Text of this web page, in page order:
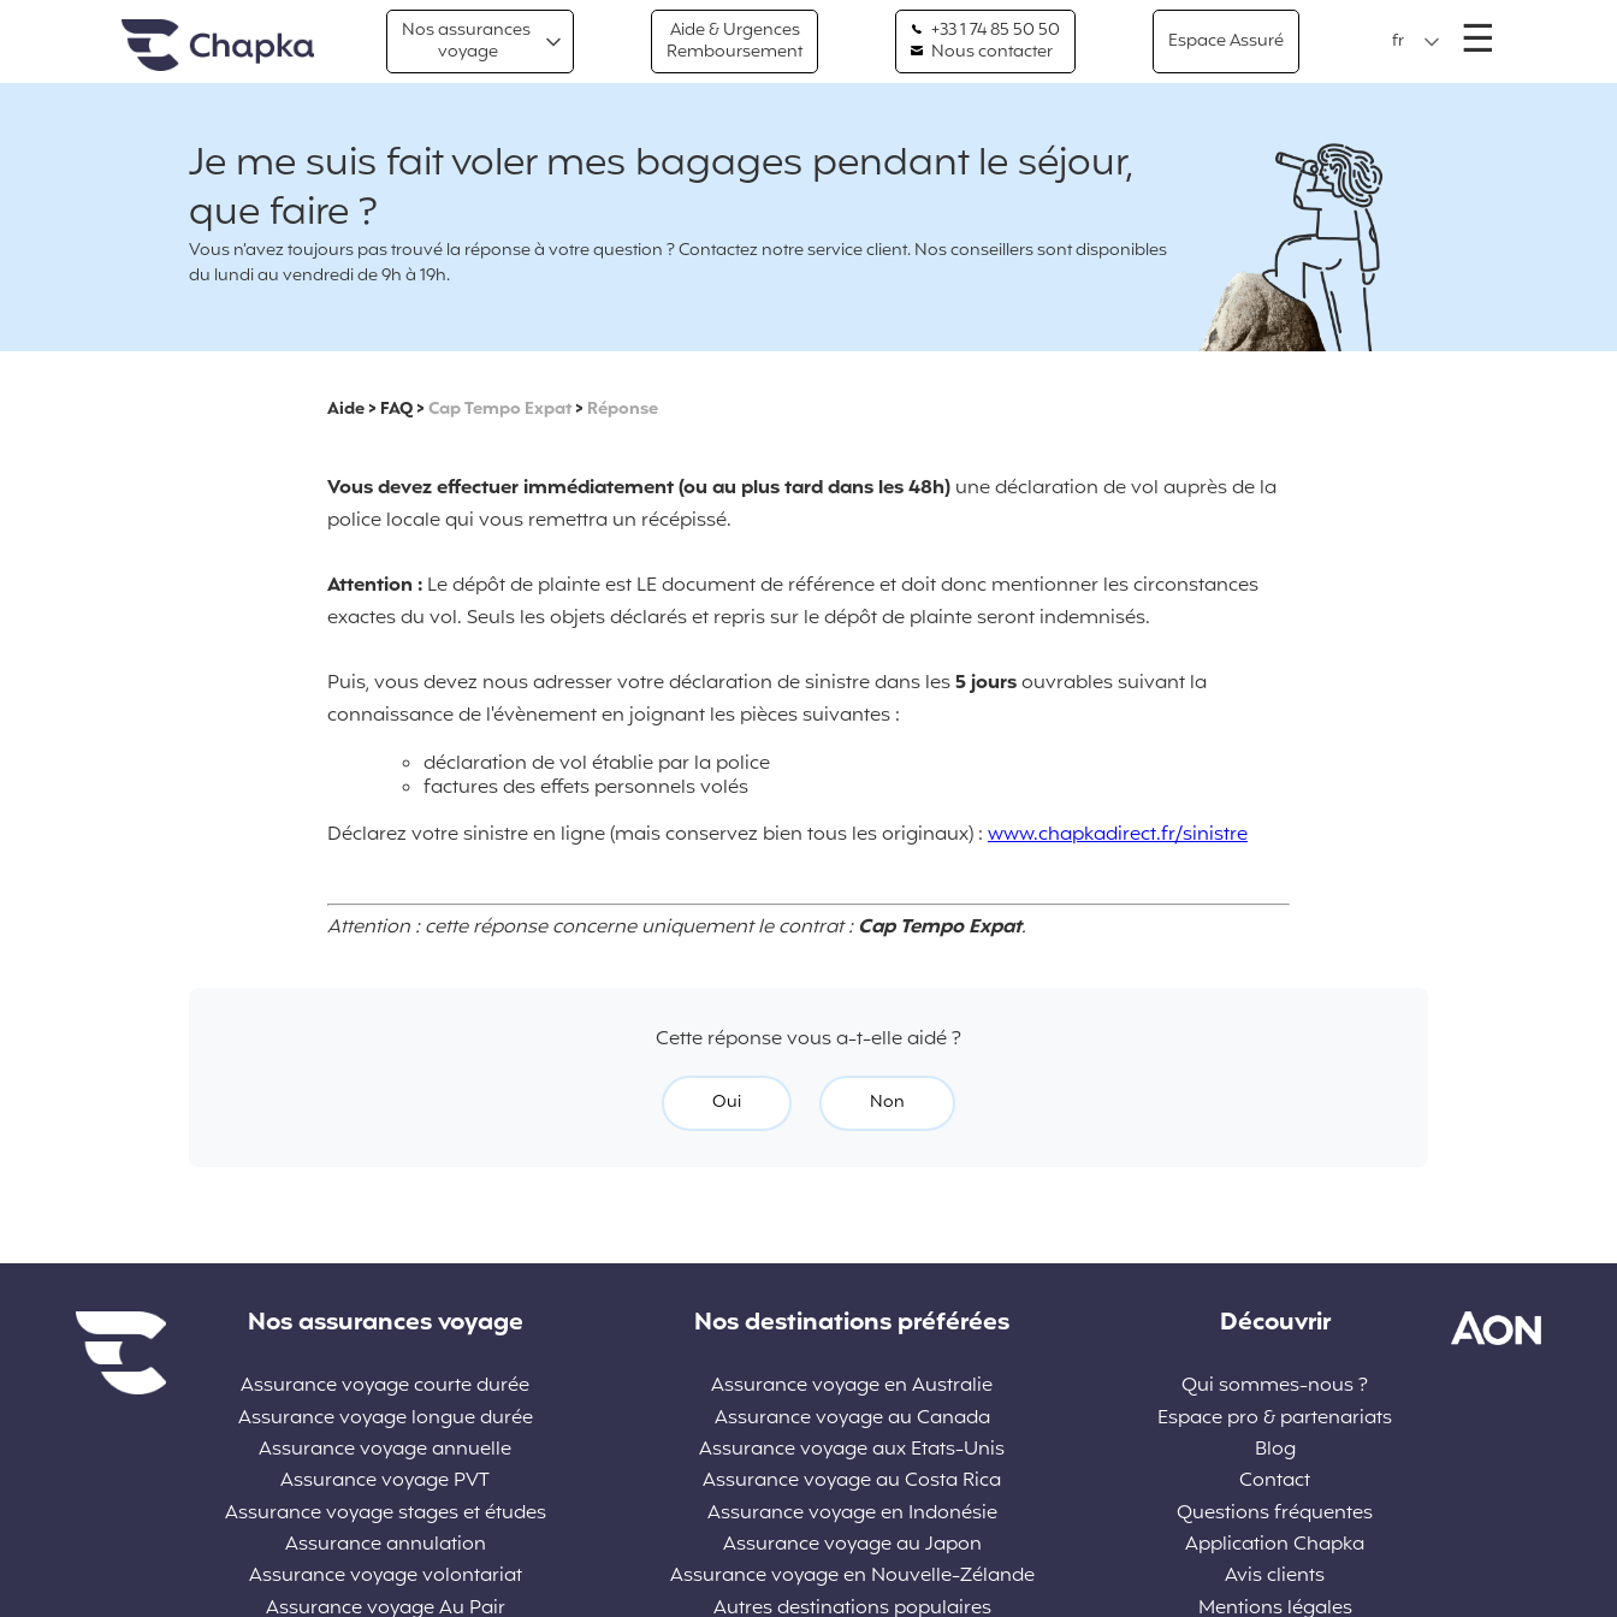
Chapka Assurances VoyagesNos assurances
voyage
Aide & Urgences
Remboursement
+33 1 74 85 50 50
Nous contacter
Espace Assuré fr ☰
Je me suis fait voler mes bagages pendant le séjour,
que faire ?
Vous n’avez toujours pas trouvé la réponse à votre question ? Contactez notre service client. Nos conseillers sont disponibles
du lundi au vendredi de 9h à 19h.
Aide> FAQ>Cap Tempo Expat> Réponse
Vous devez effectuer immédiatement (ou au plus tard dans les 48h) une déclaration de vol auprès de la
police locale qui vous remettra un récépissé.
Attention : Le dépôt de plainte est LE document de référence et doit donc mentionner les circonstances
exactes du vol. Seuls les objets déclarés et repris sur le dépôt de plainte seront indemnisés.
Puis, vous devez nous adresser votre déclaration de sinistre dans les5 joursouvrables suivant la
connaissance de l'évènement en joignant les pièces suivantes :
déclaration de vol établie par la police
factures des effets personnels volés
Déclarez votre sinistre en ligne (mais conservez bien tous les originaux) : www.chapkadirect.fr/sinistre
Attention : cette réponse concerne uniquement le contrat :Cap Tempo Expat.
Cette réponse vous a-t-elle aidé ?
Oui Non
Liens divers Nos assurances voyage
Assurance voyage courte durée
Assurance voyage longue durée
Assurance voyage annuelle
Assurance voyage PVT
Assurance voyage stages et études
Assurance annulation
Assurance voyage volontariat
Assurance voyage Au Pair
Nos destinations préférées
Assurance voyage en Australie
Assurance voyage au Canada
Assurance voyage aux Etats-Unis
Assurance voyage au Costa Rica
Assurance voyage en Indonésie
Assurance voyage au Japon
Assurance voyage en Nouvelle-Zélande
Autres destinations populaires
Découvrir
Qui sommes-nous ?
Espace pro & partenariats
Blog
Contact
Questions fréquentes
Application Chapka
Avis clients
Mentions légales